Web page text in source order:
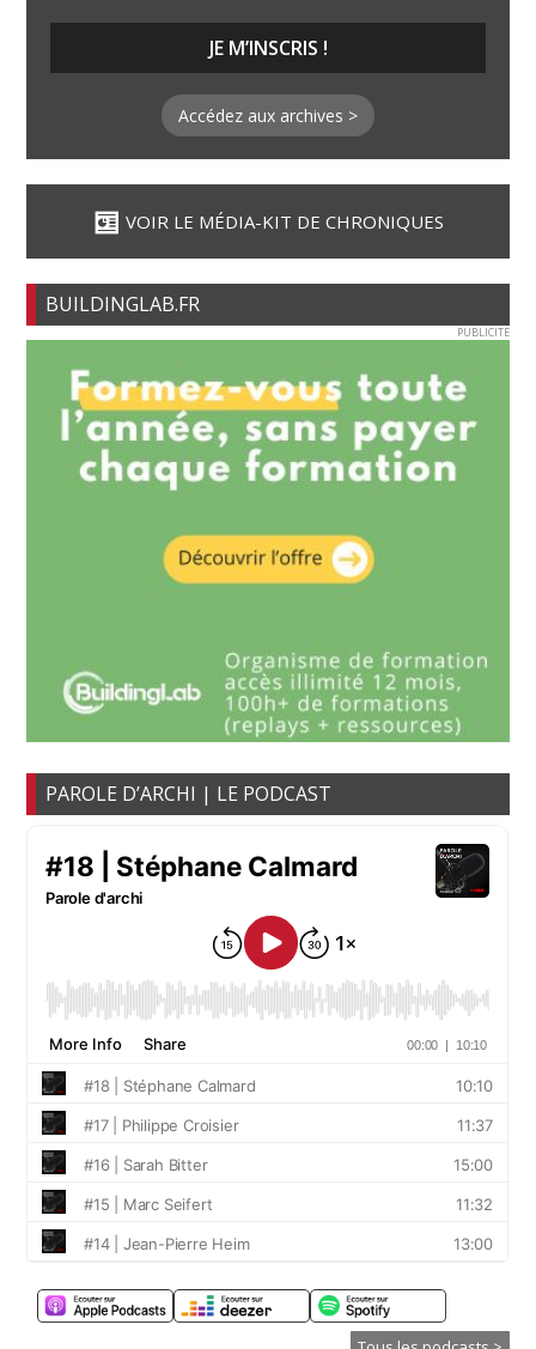
Accédez aux archives >
VOIR LE MÉDIA-KIT DE CHRONIQUES
BUILDINGLAB.FR
PUBLICITE
PAROLE D’ARCHI | LE PODCAST